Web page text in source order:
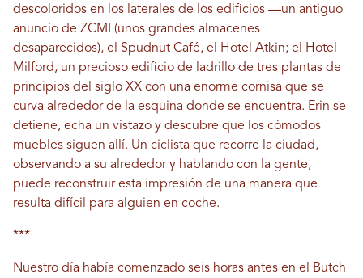
descoloridos en los laterales de los edificios —un antiguo
anuncio de ZCMI (unos grandes almacenes
desaparecidos), el Spudnut Café, el Hotel Atkin; el Hotel
Milford, un precioso edificio de ladrillo de tres plantas de
principios del siglo XX con una enorme cornisa que se
curva alrededor de la esquina donde se encuentra. Erin se
detiene, echa un vistazo y descubre que los cómodos
muebles siguen allí. Un ciclista que recorre la ciudad,
observando a su alrededor y hablando con la gente,
puede reconstruir esta impresión de una manera que
resulta difícil para alguien en coche.
***
Nuestro día había comenzado seis horas antes en el Butch